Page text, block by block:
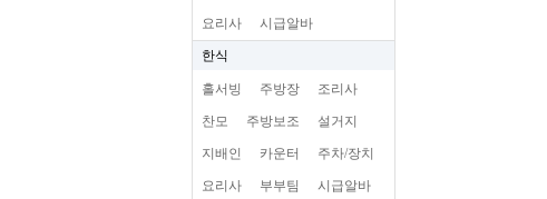
요리사 시급알바
한식
홀서빙 주방장 조리사
찬모 주방보조 설거지
지배인 카운터 주차/장치
요리사 부부팀 시급알바